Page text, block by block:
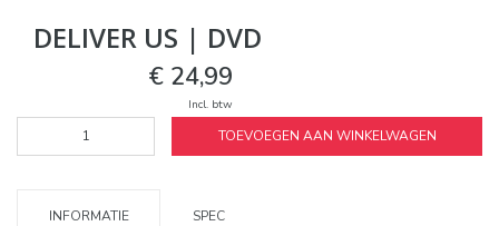
DELIVER US | DVD
€ 24,99
Incl. btw
TOEVOEGEN AAN WINKELWAGEN
INFORMATIE SPEC